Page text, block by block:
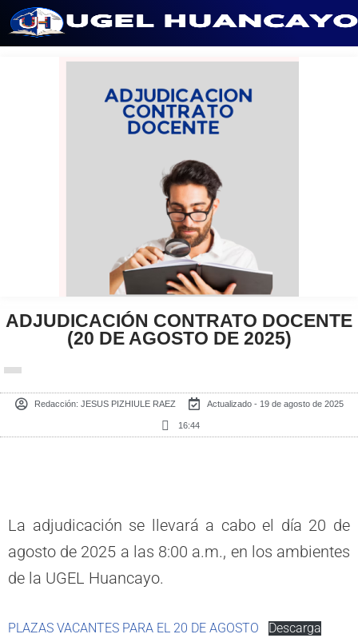
ADJUDICACIÓN CONTRATO DOCENTE
(20 DE AGOSTO DE 2025)
Redacción: JESUS PIZHIULE RAEZ Actualizado - 19 de agosto de 2025
16:44
La adjudicación se llevará a cabo el día 20 de
agosto de 2025 a las 8:00 a.m., en los ambientes
de la UGEL Huancayo.
PLAZAS VACANTES PARA EL 20 DE AGOSTO Descarga